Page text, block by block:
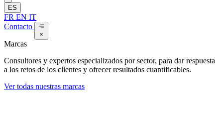
ES
FR EN IT
Contacto
×
Marcas
Consultores y expertos especializados por sector, para dar respuesta
a los retos de los clientes y ofrecer resultados cuantificables.
Ver todas nuestras marcas